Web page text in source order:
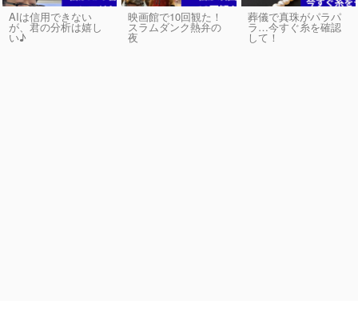
AIは信用できない
が、君の分析は嬉し
い♪
映画館で10回観た！
スラムダンク熱弁の
夜
葬儀で真珠がパラパ
ラ…今すぐ糸を確認
して！